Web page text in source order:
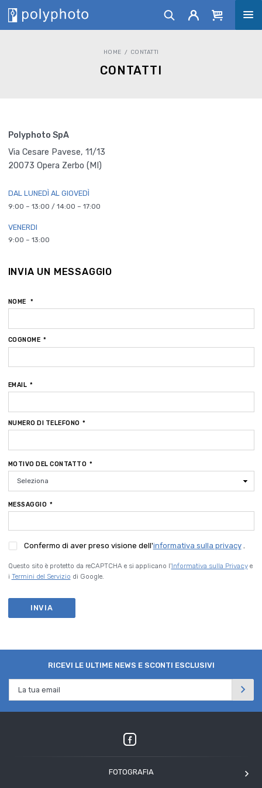
HOME CONTATTI
CONTATTI
INVIA UN MESSAGGIO
NOME
COGNOME
EMAIL
NUMERO DI TELEFONO
MOTIVO DEL CONTATTO
MESSAGGIO
Confermo di aver preso visione dell'informativa sulla privacy.
Questo sito è protetto da reCAPTCHA e si applicano l'Informativa sulla Privacye
i Termini del Servizio di Google.
INVIA
Polyphoto SpA
Via Cesare Pavese, 11/13
20073 Opera Zerbo (MI)
DAL LUNEDÌ AL GIOVEDÌ
9:00 – 13:00 / 14:00 – 17:00
VENERDI
9:00 – 13:00
RICEVI LE ULTIME NEWS E SCONTI ESCLUSIVI
FOTOGRAFIA